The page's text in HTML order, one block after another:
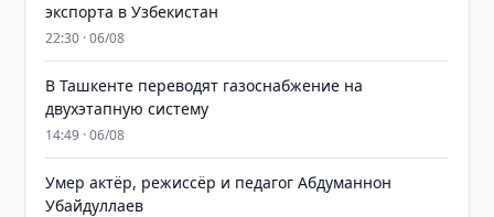
экспорта в Узбекистан
22:30 · 06/08
В Ташкенте переводят газоснабжение на
двухэтапную систему
14:49 · 06/08
Умер актёр, режиссёр и педагог Абдуманнон
Убайдуллаев